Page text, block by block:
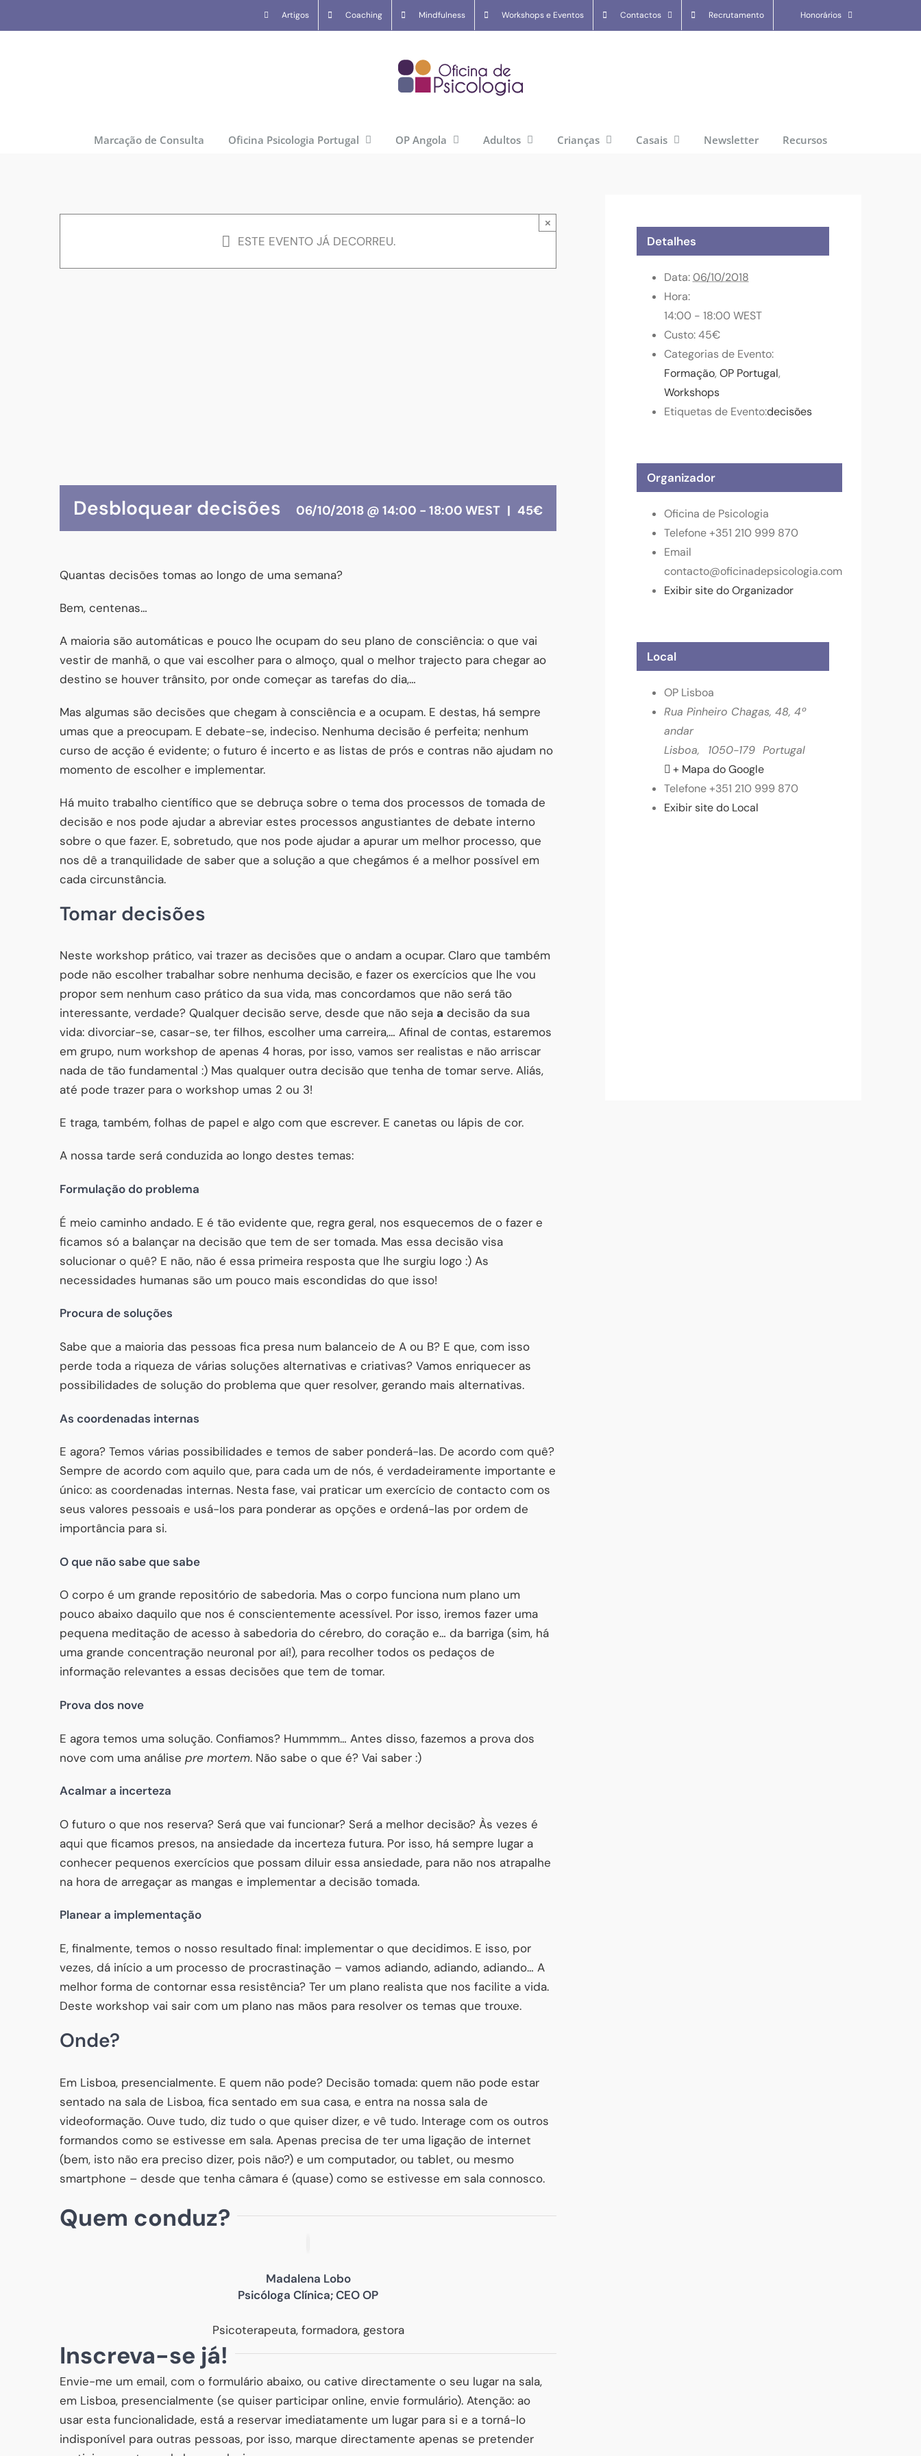
to
Artigos Coaching Mindfulness Workshops e Eventos Contactos Recrutamento Honorários
Marcação de Consulta Oficina Psicologia Portugal OP Angola Adultos Crianças Casais Newsletter Recursos
ESTE EVENTO JÁ DECORREU.
×
Desbloquear decisões 06/10/2018 @ 14:00 -18:00 WEST | 45€
Quantas decisões tomas ao longo de uma semana?
Bem, centenas…
A maioria são automáticas e pouco lhe ocupam do seu plano de consciência: o que vai
vestir de manhã, o que vai escolher para o almoço, qual o melhor trajecto para chegar ao
destino se houver trânsito, por onde começar as tarefas do dia,…
Mas algumas são decisões que chegam à consciência e a ocupam. E destas, há sempre
umas que a preocupam. E debate-se, indeciso. Nenhuma decisão é perfeita; nenhum
curso de acção é evidente; o futuro é incerto e as listas de prós e contras não ajudam no
momento de escolher e implementar.
Há muito trabalho científico que se debruça sobre o tema dos processos de tomada de
decisão e nos pode ajudar a abreviar estes processos angustiantes de debate interno
sobre o que fazer. E, sobretudo, que nos pode ajudar a apurar um melhor processo, que
nos dê a tranquilidade de saber que a solução a que chegámos é a melhor possível em
cada circunstância.
Tomar decisões
Neste workshop prático, vai trazer as decisões que o andam a ocupar. Claro que também
pode não escolher trabalhar sobre nenhuma decisão, e fazer os exercícios que lhe vou
propor sem nenhum caso prático da sua vida, mas concordamos que não será tão
interessante, verdade? Qualquer decisão serve, desde que não seja a decisão da sua
vida: divorciar-se, casar-se, ter filhos, escolher uma carreira,… Afinal de contas, estaremos
em grupo, num workshop de apenas 4 horas, por isso, vamos ser realistas e não arriscar
nada de tão fundamental :) Mas qualquer outra decisão que tenha de tomar serve. Aliás,
até pode trazer para o workshop umas 2 ou 3!
E traga, também, folhas de papel e algo com que escrever. E canetas ou lápis de cor.
A nossa tarde será conduzida ao longo destes temas:
Formulação do problema
É meio caminho andado. E é tão evidente que, regra geral, nos esquecemos de o fazer e
ficamos só a balançar na decisão que tem de ser tomada. Mas essa decisão visa
solucionar o quê? E não, não é essa primeira resposta que lhe surgiu logo :) As
necessidades humanas são um pouco mais escondidas do que isso!
Procura de soluções
Sabe que a maioria das pessoas fica presa num balanceio de A ou B? E que, com isso
perde toda a riqueza de várias soluções alternativas e criativas? Vamos enriquecer as
possibilidades de solução do problema que quer resolver, gerando mais alternativas.
As coordenadas internas
E agora? Temos várias possibilidades e temos de saber ponderá-las. De acordo com quê?
Sempre de acordo com aquilo que, para cada um de nós, é verdadeiramente importante e
único: as coordenadas internas. Nesta fase, vai praticar um exercício de contacto com os
seus valores pessoais e usá-los para ponderar as opções e ordená-las por ordem de
importância para si.
O que não sabe que sabe
O corpo é um grande repositório de sabedoria. Mas o corpo funciona num plano um
pouco abaixo daquilo que nos é conscientemente acessível. Por isso, iremos fazer uma
pequena meditação de acesso à sabedoria do cérebro, do coração e… da barriga (sim, há
uma grande concentração neuronal por aí!), para recolher todos os pedaços de
informação relevantes a essas decisões que tem de tomar.
Prova dos nove
E agora temos uma solução. Confiamos? Hummmm… Antes disso, fazemos a prova dos
nove com uma análise pre mortem. Não sabe o que é? Vai saber :)
Acalmar a incerteza
O futuro o que nos reserva? Será que vai funcionar? Será a melhor decisão? Às vezes é
aqui que ficamos presos, na ansiedade da incerteza futura. Por isso, há sempre lugar a
conhecer pequenos exercícios que possam diluir essa ansiedade, para não nos atrapalhe
na hora de arregaçar as mangas e implementar a decisão tomada.
Planear a implementação
E, finalmente, temos o nosso resultado final: implementar o que decidimos. E isso, por
vezes, dá início a um processo de procrastinação – vamos adiando, adiando, adiando… A
melhor forma de contornar essa resistência? Ter um plano realista que nos facilite a vida.
Deste workshop vai sair com um plano nas mãos para resolver os temas que trouxe.
Onde?
Em Lisboa, presencialmente. E quem não pode? Decisão tomada: quem não pode estar
sentado na sala de Lisboa, fica sentado em sua casa, e entra na nossa sala de
videoformação. Ouve tudo, diz tudo o que quiser dizer, e vê tudo. Interage com os outros
formandos como se estivesse em sala. Apenas precisa de ter uma ligação de internet
(bem, isto não era preciso dizer, pois não?) e um computador, ou tablet, ou mesmo
smartphone – desde que tenha câmara é (quase) como se estivesse em sala connosco.
Quem conduz?
Madalena Lobo
Psicóloga Clínica; CEO OP
Psicoterapeuta, formadora, gestora
Inscreva-se já!
Envie-me um email, com o formulário abaixo, ou cative directamente o seu lugar na sala,
em Lisboa, presencialmente (se quiser participar online, envie formulário). Atenção: ao
usar esta funcionalidade, está a reservar imediatamente um lugar para si e a torná-lo
indisponível para outras pessoas, por isso, marque directamente apenas se pretender
Detalhes
Data: 06/10/2018
Hora:
14:00 - 18:00WEST
Custo: 45€
Categorias de Evento:
Formação,OP Portugal,
Workshops
Etiquetas de Evento:decisões
Organizador
Oficina de Psicologia
Telefone+351 210 999 870
Email
contacto@oficinadepsicologia.com
Exibir site do Organizador
Local
OP Lisboa
Rua Pinheiro Chagas, 48, 4º
andar
Lisboa, 1050-179 Portugal
+ Mapa do Google
Telefone +351 210 999 870
Exibir site do Local